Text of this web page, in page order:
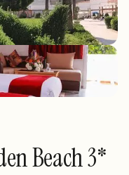
Beach 3*